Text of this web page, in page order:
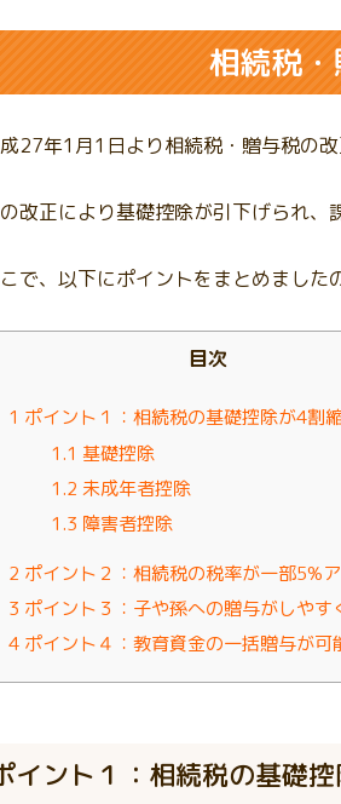
相続税
27年1月1日より相続税・贈与税の改
改正により基礎控除が引下げられ、
で、以下にポイントをまとめました
目次
1 ポイント１：相続税の基礎控除が4割
1.1 基礎控除
1.2 未成年者控除
1.3 障害者控除
2 ポイント２：相続税の税率が一部5%ア
3 ポイント３：子や孫への贈与がしやす
4 ポイント４：教育資金の一括贈与が可
イント１：相続税の基礎控